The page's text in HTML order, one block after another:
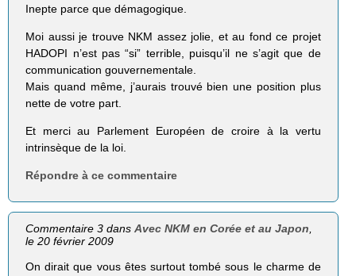
Inepte parce que démagogique.
Moi aussi je trouve NKM assez jolie, et au fond ce projet
HADOPI n’est pas “si” terrible, puisqu’il ne s’agit que de
communication gouvernementale.
Mais quand même, j’aurais trouvé bien une position plus
nette de votre part.
Et merci au Parlement Européen de croire à la vertu
intrinsèque de la loi.
Répondre à ce commentaire
Commentaire 3 dansAvec NKM en Corée et au Japon,
le 20 février 2009
On dirait que vous êtes surtout tombé sous le charme de